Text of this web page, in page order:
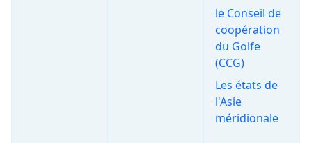
le Conseil de
coopération
du Golfe
(CCG)
Les états de
l'Asie
méridionale